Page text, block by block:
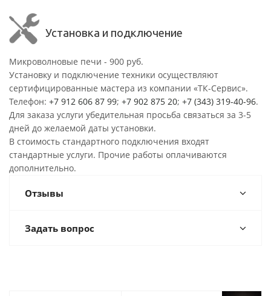
Установка и подключение
Микроволновые печи - 900 руб.
Установку и подключение техники осуществляют
сертифицированные мастера из компании «ТК-Сервис».
Телефон: +7 912 606 87 99; +7 902 875 20; +7 (343) 319-40-96.
Для заказа услуги убедительная просьба связаться за 3-5
дней до желаемой даты установки.
В стоимость стандартного подключения входят
стандартные услуги. Прочие работы оплачиваются
дополнительно.
Отзывы
Задать вопрос